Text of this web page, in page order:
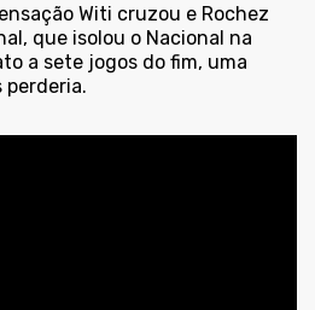
Witi cruzou e Rochez
que isolou o Nacional na
a sete jogos do fim, uma
perderia.